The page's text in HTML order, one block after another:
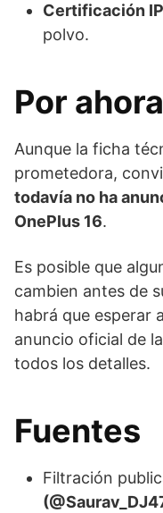
Certificación
polvo.
Por
Aunque la ficha
prometedora,
todavía no ha
OnePlus 16.
Es posible que
cambien antes de
habrá que esperar
anuncio oficial de
todos los detalles.
Fuentes
Filtración